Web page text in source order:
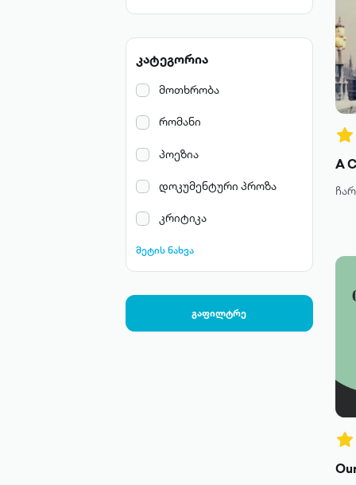
კატეგორია
მოთხრობა
რომანი
პოეზია
დოკუმენტური პროზა
კრიტიკა
მეტის ნახვა
გაფილტრე
A